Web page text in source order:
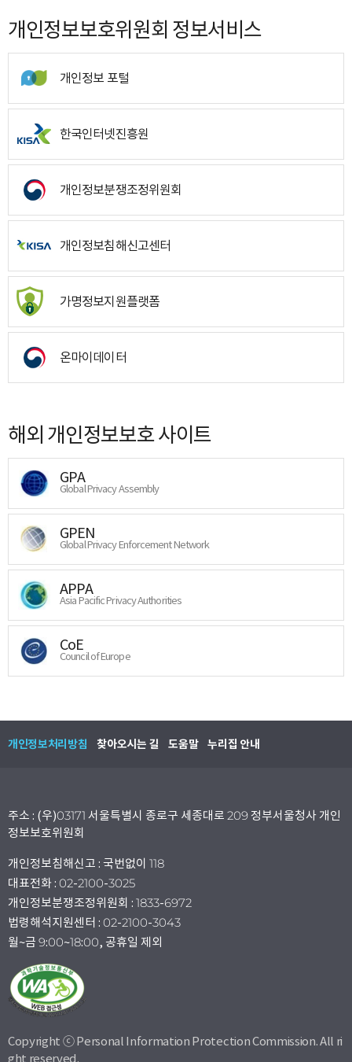
개인정보보호위원회 정보서비스
개인정보 포털
한국인터넷진흥원
개인정보분쟁조정위원회
개인정보침해신고센터
가명정보지원플랫폼
온마이데이터
해외 개인정보보호 사이트
GPA
Global Privacy Assembly
GPEN
Global Privacy Enforcement Network
APPA
Asia Pacific Privacy Authorities
CoE
Council of Europe
개인정보처리방침 찾아오시는 길 도움말 누리집 안내
주소 : (우)03171 서울특별시 종로구 세종대로 209 정부서울청사 개인
정보보호위원회
개인정보침해신고 : 국번없이 118
대표전화 : 02-2100-3025
개인정보분쟁조정위원회 : 1833-6972
법령해석지원센터 : 02-2100-3043
월~금 9:00~18:00, 공휴일 제외
Copyright ⓒ Personal Information Protection Commission. All ri
ght reserved.